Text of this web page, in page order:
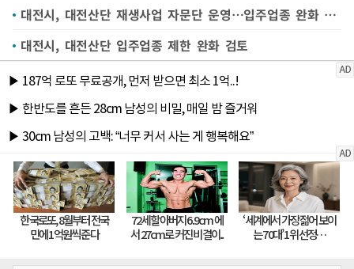
대전시, 대전산단 재생사업 자문단 운영…입주업종 완화 검토 등
대전시, 대전산단 입주업종 제한 완화 검토